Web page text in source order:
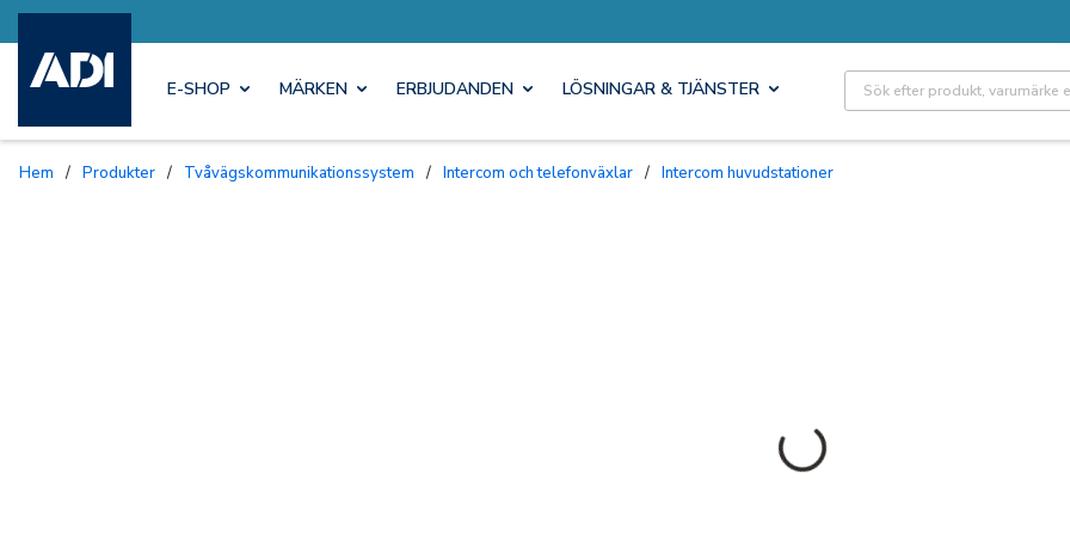
E-SHOP MÄRKEN ERBJUDANDEN LÖSNINGAR & TJÄNSTER Site Search
Hem / Produkter / Tvåvägskommunikationssystem / Intercom och telefonväxlar / Intercom huvudstationer